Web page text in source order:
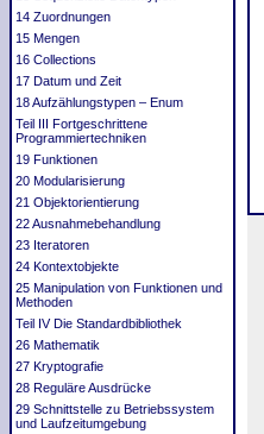
14 Zuordnungen
15 Mengen
16 Collections
17 Datum und Zeit
18 Aufzählungstypen – Enum
Teil III Fortgeschrittene
Programmiertechniken
19 Funktionen
20 Modularisierung
21 Objektorientierung
22 Ausnahmebehandlung
23 Iteratoren
24 Kontextobjekte
25 Manipulation von Funktionen und
Methoden
Teil IV Die Standardbibliothek
26 Mathematik
27 Kryptografie
28 Reguläre Ausdrücke
29 Schnittstelle zu Betriebssystem
und Laufzeitumgebung